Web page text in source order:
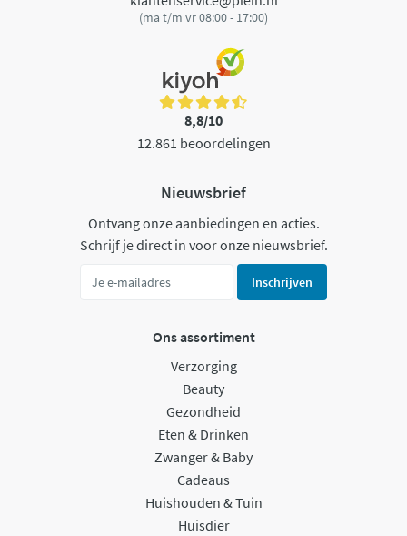
(ma t/m vr 08:00 - 17:00)
8,8/10
12.861 beoordelingen
Nieuwsbrief
Ontvang onze aanbiedingen en acties.
Schrijf je direct in voor onze nieuwsbrief.
Inschrijven
Ons assortiment
Verzorging
Beauty
Gezondheid
Eten & Drinken
Zwanger & Baby
Cadeaus
Huishouden & Tuin
Huisdier